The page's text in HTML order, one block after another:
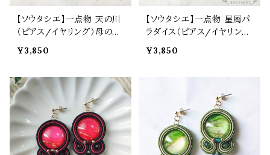
【ソウタシエ】一点物 天の川
（ピアス/イヤリング）母の日
¥3,850
【ソウタシエ】一点物 星屑パ
ラダイス（ピアス/イヤリン
ト
¥3,850